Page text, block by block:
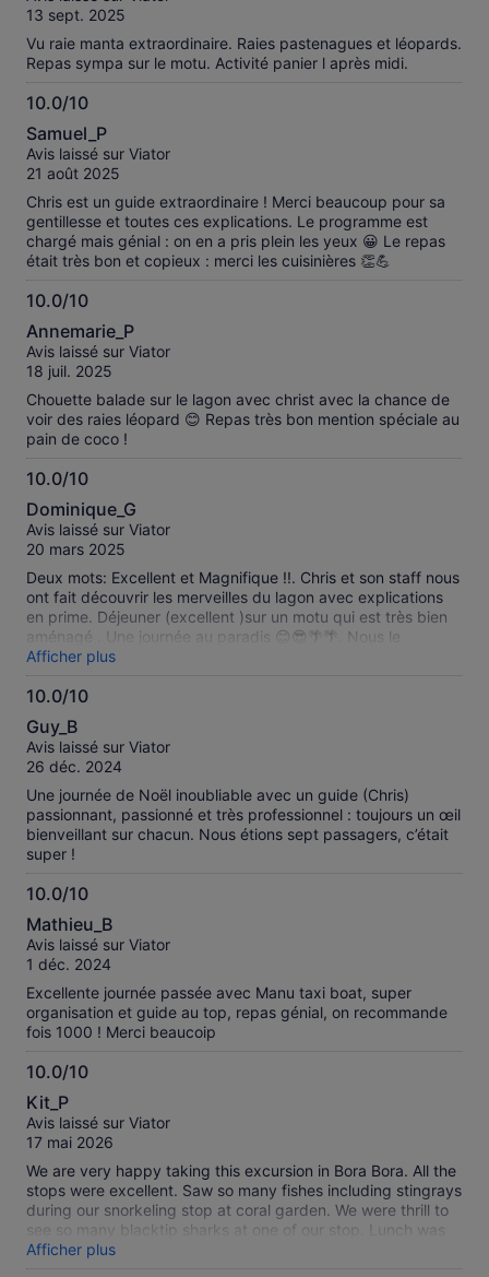
10
13 sept. 2025
Vu raie manta extraordinaire. Raies pastenagues et léopards.
Repas sympa sur le motu. Activité panier l après midi.
10.0/10
10.0
sur
10
Samuel_P
Avis laissé sur Viator
21 août 2025
Chris est un guide extraordinaire ! Merci beaucoup pour sa
gentillesse et toutes ces explications. Le programme est
chargé mais génial : on en a pris plein les yeux 😀 Le repas
était très bon et copieux : merci les cuisinières 👏💪
10.0/10
10.0
sur
10
Annemarie_P
Avis laissé sur Viator
18 juil. 2025
Chouette balade sur le lagon avec christ avec la chance de
voir des raies léopard 😊 Repas très bon mention spéciale au
pain de coco !
10.0/10
10.0
sur
10
Dominique_G
Avis laissé sur Viator
20 mars 2025
Deux mots: Excellent et Magnifique !!. Chris et son staff nous
ont fait découvrir les merveilles du lagon avec explications
en prime. Déjeuner (excellent )sur un motu qui est très bien
aménagé . Une journée au paradis 😊😎🌴🌴. Nous le
recommandons vivement.
Afficher plus
10.0/10
10.0
sur
10
Guy_B
Avis laissé sur Viator
26 déc. 2024
Une journée de Noël inoubliable avec un guide (Chris)
passionnant, passionné et très professionnel : toujours un œil
bienveillant sur chacun. Nous étions sept passagers, c’était
super !
10.0/10
10.0
sur
10
Mathieu_B
Avis laissé sur Viator
1 déc. 2024
Excellente journée passée avec Manu taxi boat, super
organisation et guide au top, repas génial, on recommande
fois 1000 ! Merci beaucoip
10.0/10
10.0
sur
10
Kit_P
Avis laissé sur Viator
17 mai 2026
We are very happy taking this excursion in Bora Bora. All the
stops were excellent. Saw so many fishes including stingrays
during our snorkeling stop at coral garden. We were thrill to
see so many blacktip sharks at one of our stop. Lunch was
excellent at their own motu.
Afficher plus